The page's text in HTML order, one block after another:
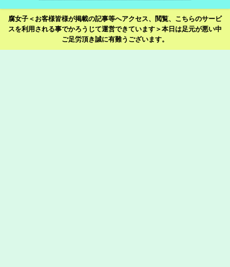
腐女子＜お客様皆様が掲載の記事等へアクセス、閲覧、こちらのサービ
スを利用される事でかろうじて運営できています＞本日は足元が悪い中
ご足労頂き誠に有難うございます。